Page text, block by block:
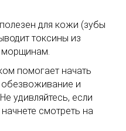
для кожи (зубы
токсины из
морщинам.
помогает начать
и
удивляйтесь, если
смотреть на